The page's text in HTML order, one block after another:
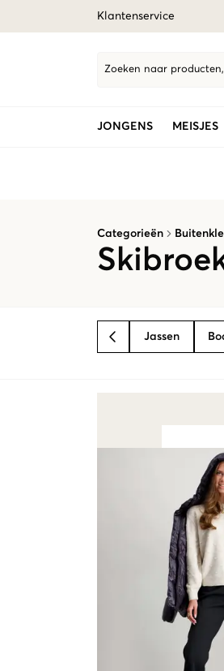
Klantenservice
Zoeken naar
JONGENS MEISJES
Categorieën
BACK Jassen